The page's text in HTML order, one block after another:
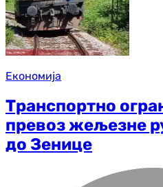
Економија
Транспортно
превоз жељезне
до Зенице